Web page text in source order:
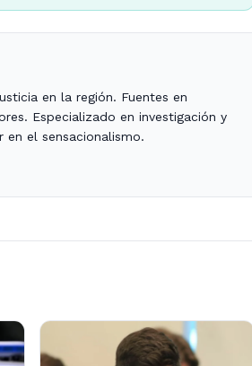
en la región. Fuentes en
Especializado en investigación y
el sensacionalismo.